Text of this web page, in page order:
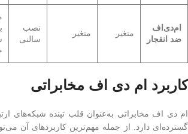
ام‌دی‌اف
ضد انفجار
متغیر متغیر
نصب
سالنی
کاربرد ام دی اف مخابراتی
ام دی اف مخابراتی به‌عنوان قلب تپنده شبکه‌های
گسترده‌ای دارد. از جمله مهم‌ترین کاربردهای آن